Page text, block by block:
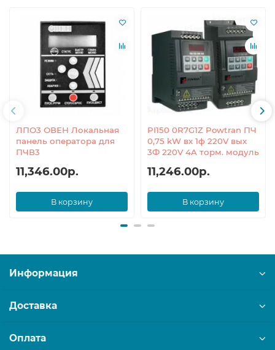
ЛПО3 ОВЕН Локальная
панель оператора для
ПЧВ3
11,346.00р.
В корзину
PI150 0R7G1Z Powtran ПЧ
0,75 kW вх 1ф 220V вых
3Ф 220V 4A торм. модуль
11,246.00р.
В корзину
Информация
Доставка
Оплата